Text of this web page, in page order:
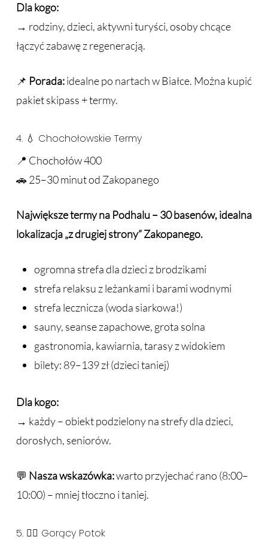
Dla kogo:
→ rodziny, dzieci, aktywni turyści, osoby chcące
łączyć zabawę z regeneracją.
📌 Porada:idealne po nartach w Białce. Można kupić
pakiet skipass + termy.
4. 💧 Chochołowskie Termy
📍 Chochołów 400
🚗 25–30 minut od Zakopanego
Największe termy na Podhalu – 30 basenów, idealna
lokalizacja „z drugiej strony” Zakopanego.
ogromna strefa dla dzieci z brodzikami
strefa relaksu z leżankami i barami wodnymi
strefa lecznicza (woda siarkowa!)
sauny, seanse zapachowe, grota solna
gastronomia, kawiarnia, tarasy z widokiem
bilety: 89–139 zł (dzieci taniej)
Dla kogo:
→ każdy – obiekt podzielony na strefy dla dzieci,
dorosłych, seniorów.
💬 Nasza wskazówka:warto przyjechać rano (8:00–
10:00) – mniej tłoczno i taniej.
5. 🧖‍♀️ Gorący Potok